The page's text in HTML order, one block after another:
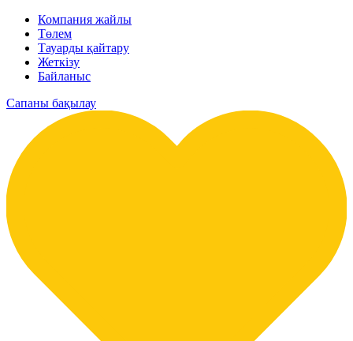
Компания жайлы
Төлем
Тауарды қайтару
Жеткізу
Байланыс
Сапаны бақылау